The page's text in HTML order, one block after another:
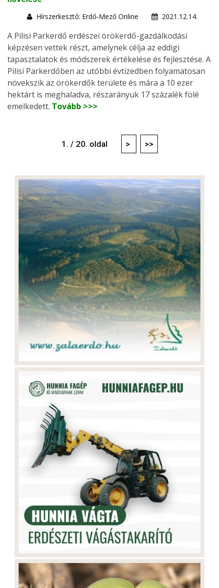
Hírszerkesztő: Erdő-Mező Online
2021.12.14.
A Pilisi Parkerdő erdészei örökerdő-gazdálkodási
képzésen vettek részt, amelynek célja az eddigi
tapasztalatok és módszerek értékelése és fejlesztése. A
Pilisi Parkerdőben az utóbbi évtizedben folyamatosan
növekszik az örökerdők területe és mára a 10 ezer
hektárt is meghaladva, részarányuk 17 százalék fölé
emelkedett. Tovább >>>
1. / 20. oldal > >>